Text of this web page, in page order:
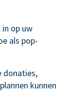
op uw
als pop-
donaties,
kunnen